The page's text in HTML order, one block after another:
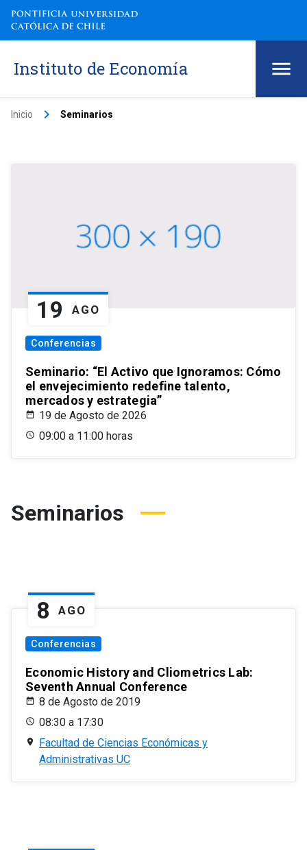
Instituto de Economía
Inicio keyboard_arrow_right Seminarios
19 AGO
Conferencias
Seminario: “El Activo que Ignoramos: Cómo
el envejecimiento redefine talento,
mercados y estrategia”
19 de Agosto de 2026
09:00 a 11:00 horas
Seminarios
8 AGO
Conferencias
Economic History and Cliometrics Lab:
Seventh Annual Conference
8 de Agosto de 2019
08:30 a 17:30
Facultad de Ciencias Económicas y
Administrativas UC